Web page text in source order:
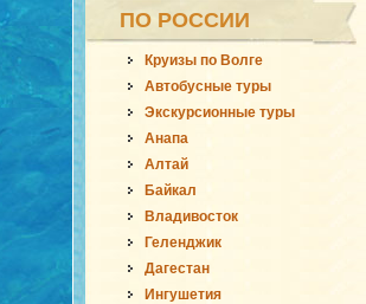
ПО РОССИИ
Круизы по Волге
Автобусные туры
Экскурсионные туры
Анапа
Алтай
Байкал
Владивосток
Геленджик
Дагестан
Ингушетия